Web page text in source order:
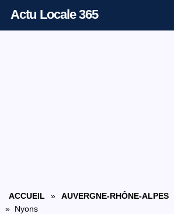
Actu Locale 365
ACCUEIL » AUVERGNE-RHÔNE-ALPES
» Nyons